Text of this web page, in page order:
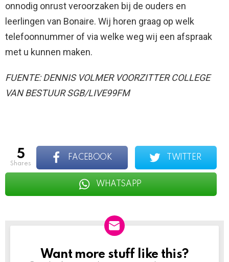
onnodig onrust veroorzaken bij de ouders en
leerlingen van Bonaire. Wij horen graag op welk
telefoonnummer of via welke weg wij een afspraak
met u kunnen maken.
FUENTE: DENNIS VOLMER VOORZITTER COLLEGE
VAN BESTUUR SGB/LIVE99FM
5
shares
FACEBOOK TWITTER
WHATSAPP
NEWSLETTER
Want more stuff like this?